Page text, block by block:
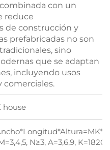
con un
reduce
de construcción y
prefabricadas no son
sino
que se adaptan
incluyendo usos
comerciales.
house
N≥3, A=3,6,9,